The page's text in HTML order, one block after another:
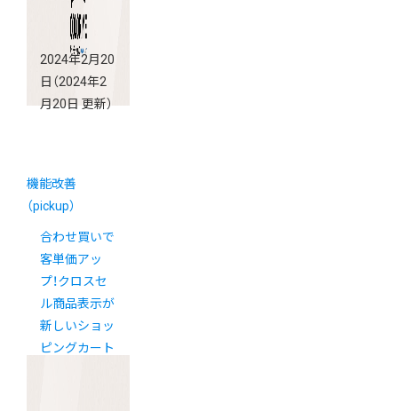
2024年2月20
日 （2024年2
月20日 更新）
機能改善
（pickup）
合わせ買いで
客単価アッ
プ！クロスセ
ル商品表示が
新しいショッ
ピングカート